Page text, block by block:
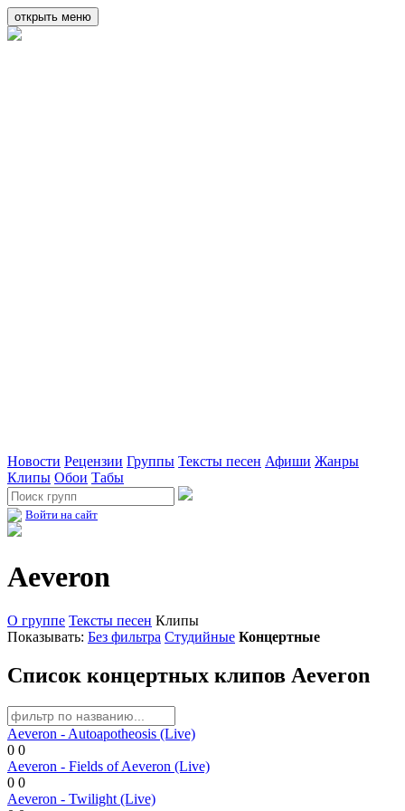
открыть меню
Новости Рецензии Группы Тексты песен Афиши Жанры
Клипы Обои Табы
Войти на сайт
Aeveron
О группе Тексты песен Клипы
Показывать: Без фильтра Студийные Концертные
Список концертных клипов Aeveron
Aeveron - Autoapotheosis (Live)
0 0
Aeveron - Fields of Aeveron (Live)
0 0
Aeveron - Twilight (Live)